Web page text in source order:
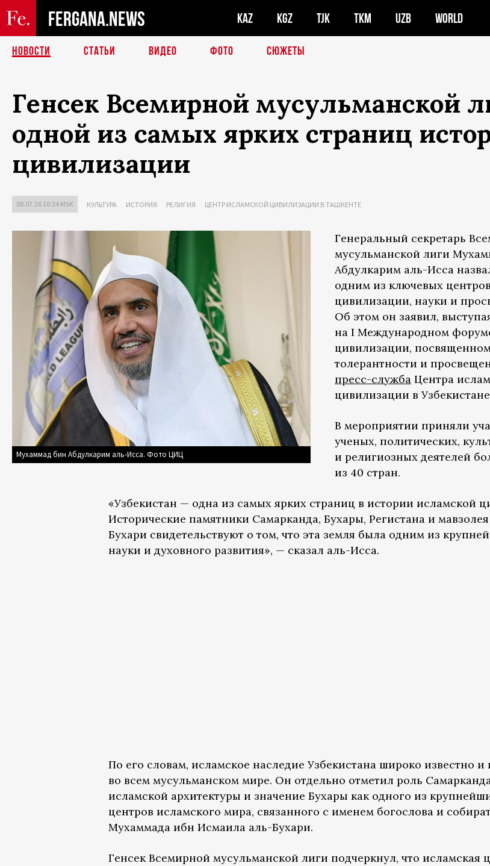
FERGANA.NEWS KAZ KGZ TJK TKM UZB WORLD
НОВОСТИ СТАТЬИ ВИДЕО ФОТО СЮЖЕТЫ
Генсек Всемирной мусульманской
одной из самых ярких страниц
цивилизации
08.07.26 10:34 MSK КУЛЬТУРА ИСТОРИЯ РЕЛИГИЯ ЦЕНТР ИСЛАМСКОЙ ЦИВИЛИЗАЦИИ В ТАШКЕНТЕ
Мухаммад бин Абдулкарим аль-Исса. Фото ЦИЦ
Генеральный секретарь
мусульманской лиги
Абдулкарим аль-Исса
одним из ключевых
цивилизации, науки и
Об этом он заявил,
на I Международном
цивилизации,
толерантности и
пресс-служба Центра
цивилизации в
В мероприятии приняли
ученых, политических,
и религиозных деятелей
из 40 стран.
«Узбекистан — одна из самых ярких страниц в истории исламской
Исторические памятники Самарканда, Бухары, Регистана и
Бухари свидетельствуют о том, что эта земля была одним из
науки и духовного развития», — сказал аль-Исса.
По его словам, исламское наследие Узбекистана широко известно и
во всем мусульманском мире. Он отдельно отметил роль
исламской архитектуры и значение Бухары как одного из
центров исламского мира, связанного с именем богослова и
Мухаммада ибн Исмаила аль-Бухари.
Генсек Всемирной мусульманской лиги подчеркнул, что исламская